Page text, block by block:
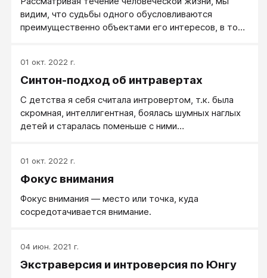
видим, что судьбы одного обусловливаются
преимущественно объектами его интересов, в то
Но так как все мы в известной степени отклоняемся
в ту или иную сторону, то мы естественным
только наше­го собственного типа.
01 окт. 2022 г.
Синтон-подход об интравертах
С детства я себя считала интровертом, т.к. была
скромная, интеллигентная, боялась шумных наглых
детей и старалась поменьше с ними
сцене, отвечала у доски. И вопрос: «Кто же я,
интроверт или экстраверт?», с подросткового
сказать, кто они, а я не могу, значит, неправильная.
01 окт. 2022 г.
Фокус внимания
Фокус внимания ― место или точка, куда
сосредотачивается внимание.
04 июн. 2021 г.
Экстраверсия и интроверсия по Юнгу